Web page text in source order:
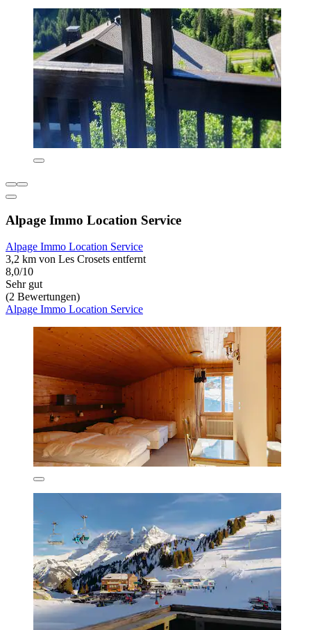
Alpage Immo Location Service
Alpage Immo Location Service
3,2 km von Les Crosets entfernt
8,0/10
Sehr gut
(2 Bewertungen)
Alpage Immo Location Service